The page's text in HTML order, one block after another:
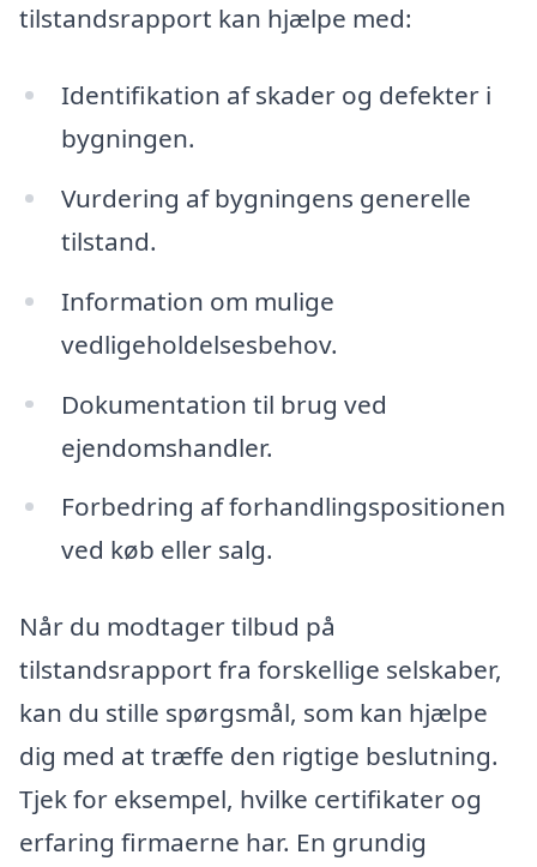
tilstandsrapport kan hjælpe med:
Identifikation af skader og defekter i
bygningen.
Vurdering af bygningens generelle
tilstand.
Information om mulige
vedligeholdelsesbehov.
Dokumentation til brug ved
ejendomshandler.
Forbedring af forhandlingspositionen
ved køb eller salg.
Når du modtager tilbud på
tilstandsrapport fra forskellige selskaber,
kan du stille spørgsmål, som kan hjælpe
dig med at træffe den rigtige beslutning.
Tjek for eksempel, hvilke certifikater og
erfaring firmaerne har. En grundig